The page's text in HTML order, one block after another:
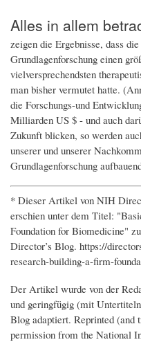
Alles in allem
zeigen die Ergebnisse, dass
Grundlagenforschung einen
vielversprechendsten
man bisher vermutet hatte.
die Forschungs-und
Milliarden US $ - und auch
Zukunft blicken, so werden
unserer und unserer
Grundlagenforschung
* Dieser Artikel von NIH
erschien unter dem Titel:
Foundation for Biomedicine"
Director’s Blog. https://
research-building-a-firm-
Der Artikel wurde von der
und geringfügig (mit
Blog adaptiert. Reprinted (and
permission from the National